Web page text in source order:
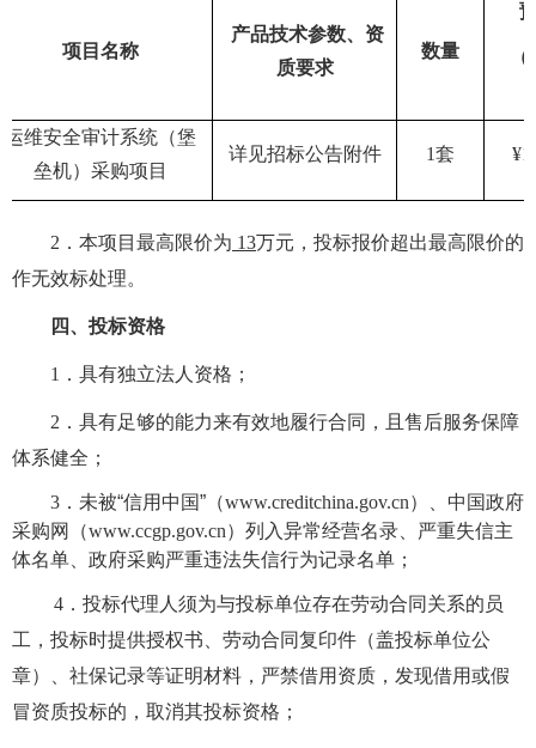
项目名称
产品技术参数、资
质要求
数量
运维安全审计系统（堡
垒机）采购项目
详见招标公告附件 1套 ¥
2 ．本项目最高限价为 13万元，投标报价超出最高限价的
作无效标处理。
四、投标资格
1 ．具有独立法人资格；
2 ．具有足够的能力来有效地履行合同，且售后服务保障
体系健全；
3 ． 未被“信用中国” （www.creditchina.gov.cn）、中国政府
采购网（www.ccgp.gov.cn）列入异常经营名录、严重失信主
体名单、政府采购严重违法失信行为记录名单；
4 ．投标代理人须为与投标单位存在劳动合同关系的员
工，投标时提供授权书、劳动合同复印件（盖投标单位公
章）、社保记录等证明材料，严禁借用资质，发现借用或假
冒资质投标的，取消其投标资格；